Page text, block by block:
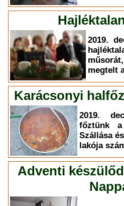
2019.
megtelt
Karácsonyi
2019.
főztünk a
Szállása
lakója
Adventi